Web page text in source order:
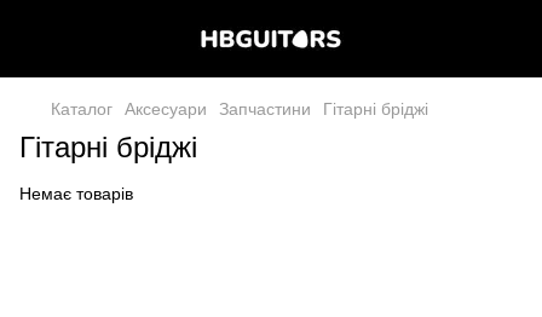
Каталог Аксесуари Запчастини Гітарні бріджі
Гітарні бріджі
Немає товарів